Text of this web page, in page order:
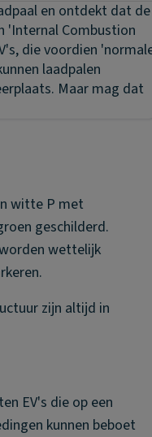
en ontdekt dat de
'Internal Combustion
die voordien
laadpalen
Maar mag dat
witte P met
geschilderd.
wettelijk
zijn altijd in
EV's die op een
kunnen beboet